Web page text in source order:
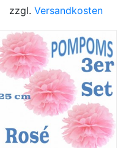
zzgl. Versandkosten